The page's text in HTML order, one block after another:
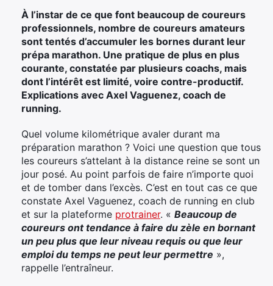
À l’instar de ce que font beaucoup de coureurs
professionnels, nombre de coureurs amateurs
sont tentés d’accumuler les bornes durant leur
prépa marathon. Une pratique de plus en plus
courante, constatée par plusieurs coachs, mais
dont l’intérêt est limité, voire contre-productif.
Explications avec Axel Vaguenez, coach de
running.
Quel volume kilométrique avaler durant ma
préparation marathon ? Voici une question que tous
les coureurs s’attelant à la distance reine se sont un
jour posé. Au point parfois de faire n’importe quoi
et de tomber dans l’excès. C’est en tout cas ce que
constate Axel Vaguenez, coach de running en club
et sur la plateforme protrainer. « Beaucoup de
coureurs ont tendance à faire du zèle en bornant
un peu plus que leur niveau requis ou que leur
emploi du temps ne peut leur permettre »,
rappelle l’entraîneur.